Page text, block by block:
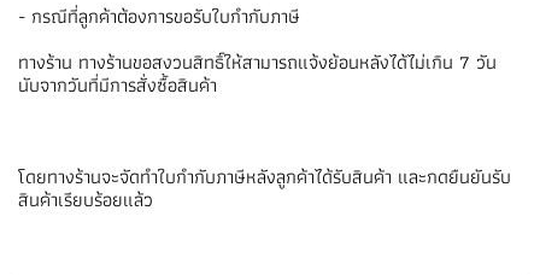
- กรณีที่ลูกค้าต้องการขอรับใบกำกับภาษี
ทางร้าน ทางร้านขอสงวนสิทธิ์ให้สามารถแจ้งย้อนหลังได้ไม่เกิน 7 วัน
นับจากวันที่มีการสั่งซื้อสินค้า
โดยทางร้านจะจัดทำใบกำกับภาษีหลังลูกค้าได้รับสินค้า และกดยืนยันรับ
สินค้าเรียบร้อยแล้ว